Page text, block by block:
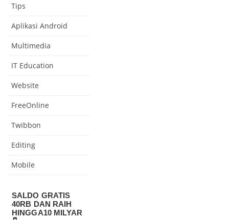
Tips
Aplikasi Android
Multimedia
IT Education
Website
FreeOnline
Twibbon
Editing
Mobile
SALDO GRATIS
40RB DAN RAIH
HINGGA10 MILYAR